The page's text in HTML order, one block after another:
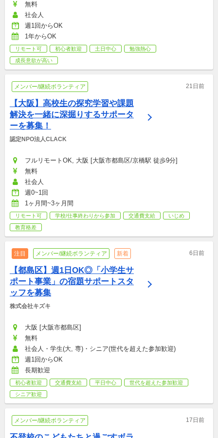
無料
社会人
週1回からOK
1年からOK
リモート可 初心者歓迎 土日中心
勉強熱心
成長意欲が高い
メンバー/継続ボランティア 21日前
【大阪】高校生の探究学習や課題
解決を一緒に深掘りするサポータ
ーを募集！
認定NPO法人CLACK
フルリモートOK, 大阪 [大阪市都島区/京橋駅 徒歩9分]
無料
社会人
週0~1回
1ヶ月間~3ヶ月間
リモート可 学校/仕事終わりから参加 交通費支給
いじめ
教育格差
注目 メンバー/継続ボランティア 新着 6日前
【都島区】週1日OK◎「小学生サ
ポート事業」の宿題サポートスタ
ッフを募集
株式会社キズキ
大阪 [大阪市都島区]
無料
社会人・学生(大, 専)・シニア(世代を超えた参加歓迎)
週1回からOK
長期歓迎
初心者歓迎 交通費支給 平日中心
世代を超えた参加歓迎
シニア歓迎
メンバー/継続ボランティア 17日前